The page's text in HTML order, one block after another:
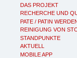
DAS PROJEKT
RECHERCHE UND
PATE / PATIN
REINIGUNG VON
STANDPUNKTE
AKTUELL
MOBILE APP